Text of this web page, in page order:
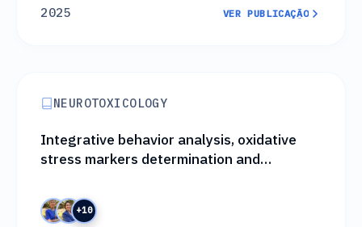
2025
VER PUBLICAÇÃO
NEUROTOXICOLOGY
Integrative behavior analysis, oxidative
stress markers determination and
proconvulsant action of betalactamic
carbapenems
+10